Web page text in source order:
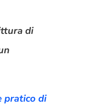
di
pratico di